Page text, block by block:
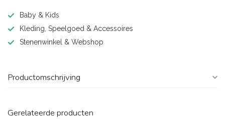
Baby & Kids
Kleding, Speelgoed & Accessoires
Stenenwinkel & Webshop
Productomschrijving
Gerelateerde producten